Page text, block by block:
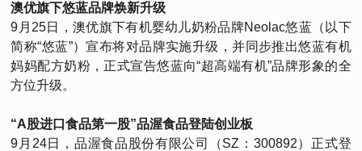
澳优旗下悠蓝品牌焕新升级
9月25日，澳优旗下有机婴幼儿奶粉品牌Neolac悠蓝（以下
简称“悠蓝”）宣布将对品牌实施升级，并同步推出悠蓝有机
妈妈配方奶粉，正式宣告悠蓝向“超高端有机”品牌形象的全
方位升级。
“A股进口食品第一股”品渥食品登陆创业板
9月24日，品渥食品股份有限公司（SZ：300892）正式登